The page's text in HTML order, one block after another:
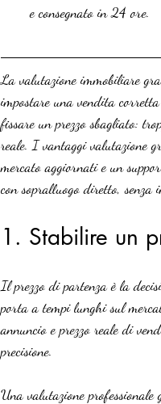
e consegnato in 24 ore.
La valutazione immobiliare
impostare una vendita
fissare un prezzo sbagliato:
reale. I vantaggi valutazione
mercato aggiornati e un
con sopralluogo diretto, senza
1. Stabilire un
Il prezzo di partenza è la
porta a tempi lunghi sul
annuncio e prezzo reale di
precisione.
Una valutazione